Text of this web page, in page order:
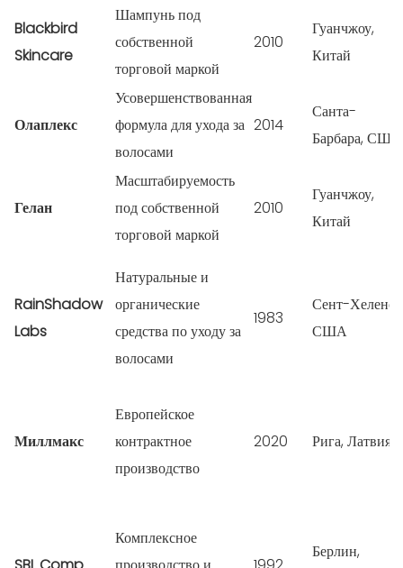
Blackbird
Skincare
Шампунь под
собственной
торговой маркой
2010
Гуанчжоу,
Китай
Олаплекс
Усовершенствованная
формула для ухода за
волосами
2014
Санта-
Барбара, США
Гелан
Масштабируемость
под собственной
торговой маркой
2010
Гуанчжоу,
Китай
RainShadow
Labs
Натуральные и
органические
средства по уходу за
волосами
1983
Сент-Хеленс,
США
Миллмакс
Европейское
контрактное
производство
2020 Рига, Латвия
Комплексное
Берлин,